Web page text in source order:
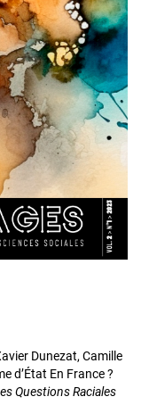
Dunezat, Camille
d’État En France ?
Questions Raciales